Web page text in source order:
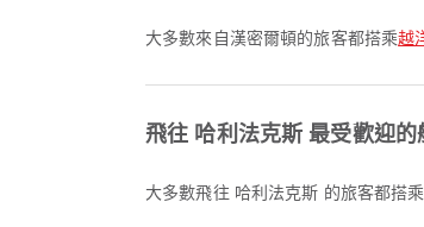
大多數來自漢密爾頓的旅客都搭乘越
飛往 哈利法克斯 最受歡迎的
大多數飛往 哈利法克斯 的旅客都搭乘